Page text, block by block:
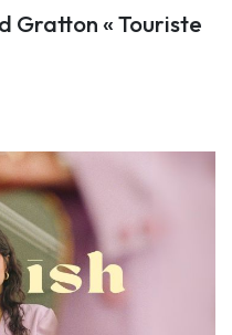
Gratton « Touriste